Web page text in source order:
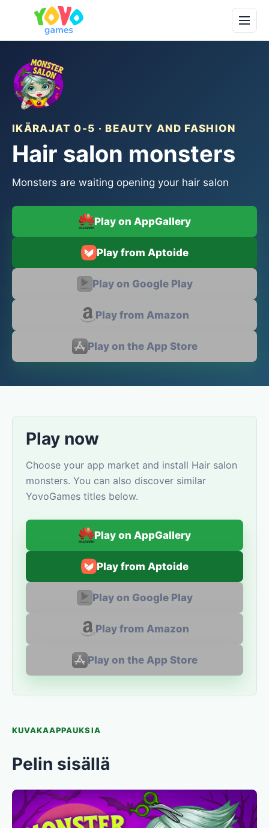
IKÄRAJAT 0-5 · BEAUTY AND FASHION
Hair salon monsters
Monsters are waiting opening your hair salon
Play on AppGallery
Play from Aptoide
Play on Google Play
Play from Amazon
Play on the App Store
Play now
Choose your app market and install Hair salon
monsters. You can also discover similar
YovoGames titles below.
Play on AppGallery
Play from Aptoide
Play on Google Play
Play from Amazon
Play on the App Store
KUVAKAAPPAUKSIA
Pelin sisällä